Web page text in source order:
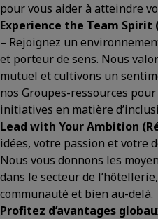
pour vous aider à atteindre
Experience the Team Spirit
– Rejoignez un
et porteur de sens. Nous
mutuel et cultivons un
nos Groupes-ressources
initiatives en matière
Lead with Your Ambition
idées, votre passion et votre
Nous vous donnons les
dans le secteur de
communauté et bien au-delà.
Profitez d’avantages